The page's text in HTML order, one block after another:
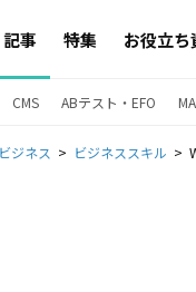
記事 特集 お役立ち
CMS ABテスト・EFO MA
ビジネス ビジネススキル